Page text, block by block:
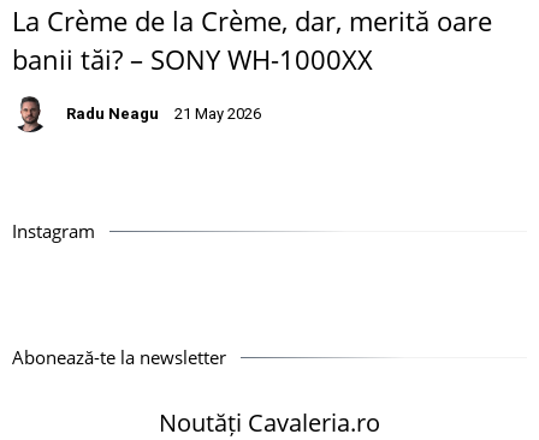
La Crème de la Crème, dar, merită oare
banii tăi? – SONY WH-1000XX
Radu Neagu 21 May 2026
Instagram
Abonează-te la newsletter
Noutăți Cavaleria.ro